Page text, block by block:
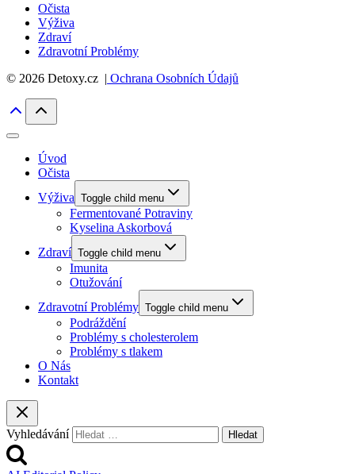
Očista
Výživa
Zdraví
Zdravotní Problémy
© 2026 Detoxy.cz | Ochrana Osobních Údajů
Úvod
Očista
Výživa Toggle child menu
Fermentované Potraviny
Kyselina Askorbová
Zdraví Toggle child menu
Imunita
Otužování
Zdravotní Problémy Toggle child menu
Podráždění
Problémy s cholesterolem
Problémy s tlakem
O Nás
Kontakt
Vyhledávání